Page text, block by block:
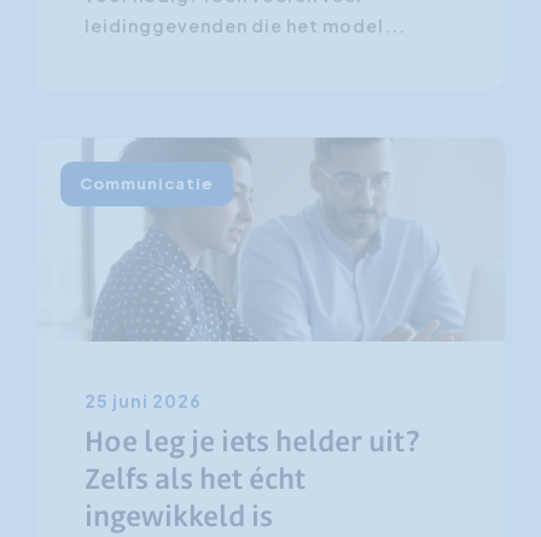
leidinggevenden die het model...
Communicatie
25 juni 2026
Hoe leg je iets helder uit?
Zelfs als het écht
ingewikkeld is